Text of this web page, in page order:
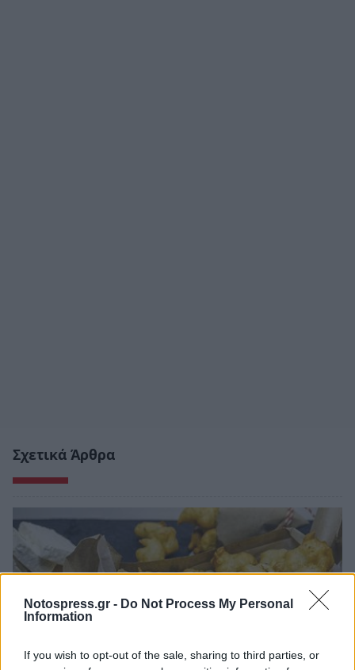
Notospress.gr - Do Not Process My Personal
Information
If you wish to opt-out of the sale, sharing to third parties, or
Σχετικά Άρθρα